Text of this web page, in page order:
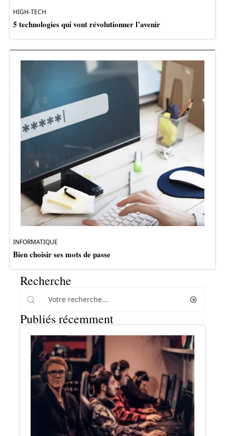
HIGH-TECH
5 technologies qui vont révolutionner l’avenir
INFORMATIQUE
Bien choisir ses mots de passe
Recherche
Publiés récemment